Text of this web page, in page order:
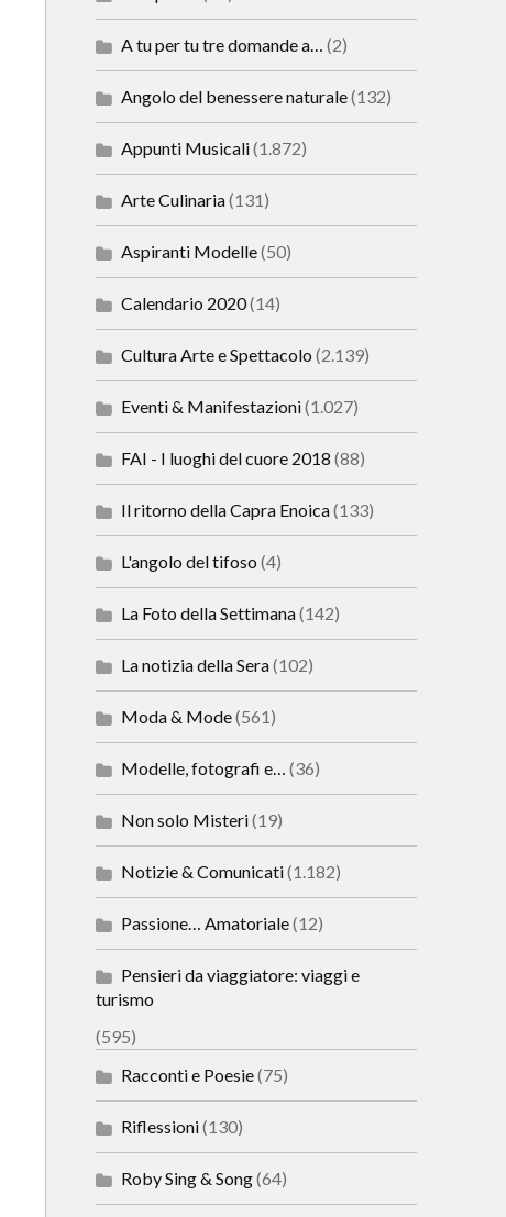
A tu per tu tre domande a… (2)
Angolo del benessere naturale(132)
Appunti Musicali(1.872)
Arte Culinaria(131)
Aspiranti Modelle(50)
Calendario 2020(14)
Cultura Arte e Spettacolo (2.139)
Eventi & Manifestazioni(1.027)
FAI - I luoghi del cuore 2018 (88)
Il ritorno della Capra Enoica(133)
L'angolo del tifoso (4)
La Foto della Settimana(142)
La notizia della Sera(102)
Moda & Mode(561)
Modelle, fotografi e… (36)
Non solo Misteri(19)
Notizie & Comunicati(1.182)
Passione… Amatoriale(12)
Pensieri da viaggiatore: viaggi e
turismo
(595)
Racconti e Poesie(75)
Riflessioni(130)
Roby Sing & Song(64)